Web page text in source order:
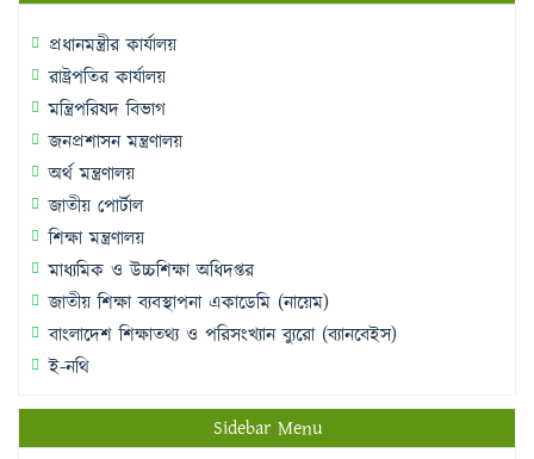
প্রধানমন্ত্রীর কার্যালয়
রাষ্ট্রপতির কার্যালয়
মন্ত্রিপরিষদ বিভাগ
জনপ্রশাসন মন্ত্রণালয়
অর্থ মন্ত্রণালয়
জাতীয় পোর্টাল
শিক্ষা মন্ত্রণালয়
মাধ্যমিক ও উচ্চশিক্ষা অধিদপ্তর
জাতীয় শিক্ষা ব্যবস্থাপনা একাডেমি (নায়েম)
বাংলাদেশ শিক্ষাতথ্য ও পরিসংখ্যান ব্যুরো (ব্যানবেইস)
ই-নথি
Sidebar Menu